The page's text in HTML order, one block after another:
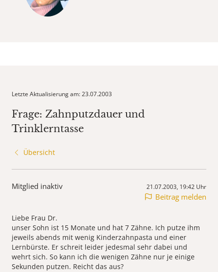
Letzte Aktualisierung am: 23.07.2003
Frage: Zahnputzdauer und
Trinklerntasse
Übersicht
Mitglied inaktiv 21.07.2003, 19:42 Uhr
Beitrag melden
Liebe Frau Dr.
unser Sohn ist 15 Monate und hat 7 Zähne. Ich putze ihm
jeweils abends mit wenig Kinderzahnpasta und einer
Lernbürste. Er schreit leider jedesmal sehr dabei und
wehrt sich. So kann ich die wenigen Zähne nur je einige
Sekunden putzen. Reicht das aus?